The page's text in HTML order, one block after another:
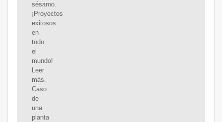
sésamo.
¡Proyectos
exitosos
en
todo
el
mundo!
Leer
más.
Caso
de
una
planta